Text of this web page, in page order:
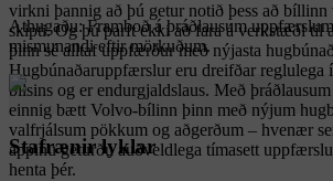
virkni þannig að þú getur notið þess að
skipti. Og þú þarft ekki að fara á verkstæði til
þinn sé alltaf uppfærður með nýjasta
Hugbúnaðaruppfærslur eru dreifðar reglulega
bílsins og er endurgjaldslaus. Með
einnig bætt Volvo-bílinn þinn með nýjum
valfrjálsum pökkum og aðgerðum – hvenær
appinu geturðu auðveldlega tímasett
henta þér.
Athugaðu: Framboð á þráðlausum
mismunandi eftir mörkuðum.
Stafrænir lyklar